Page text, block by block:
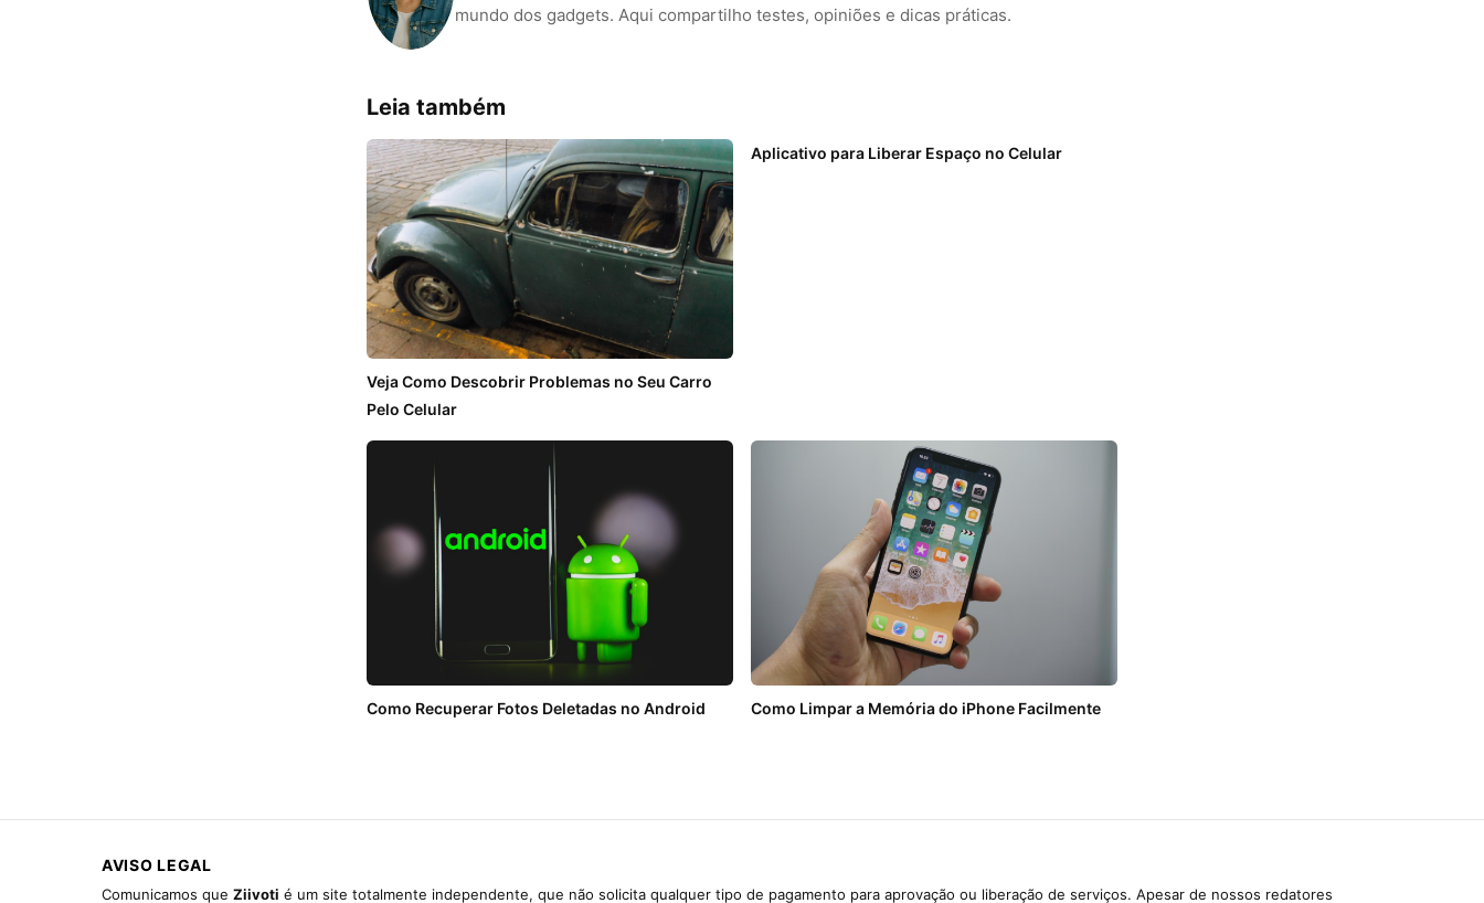
mundo dos gadgets. Aqui compartilho testes, opiniões e dicas práticas.
Leia também
Veja Como Descobrir Problemas no Seu Carro
Pelo Celular
Aplicativo para Liberar Espaço no Celular
Como Recuperar Fotos Deletadas no Android Como Limpar a Memória do iPhone Facilmente
AVISO LEGAL
Comunicamos que Ziivoti é um site totalmente independente, que não solicita qualquer tipo de pagamento para aprovação ou liberação de serviços. Apesar de nossos redatores